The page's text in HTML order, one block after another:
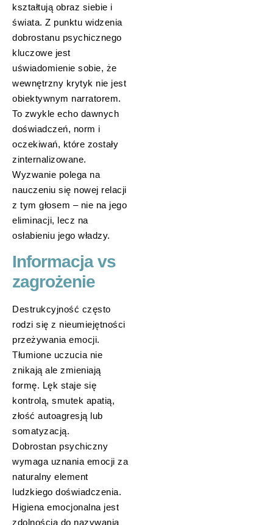
kształtują obraz siebie i
świata. Z punktu widzenia
dobrostanu psychicznego
kluczowe jest
uświadomienie sobie, że
wewnętrzny krytyk nie jest
obiektywnym narratorem.
To zwykle echo dawnych
doświadczeń, norm i
oczekiwań, które zostały
zinternalizowane.
Wyzwanie polega na
nauczeniu się nowej relacji
z tym głosem – nie na jego
eliminacji, lecz na
osłabieniu jego władzy.
Informacja vs
zagrożenie
Destrukcyjność często
rodzi się z nieumiejętności
przeżywania emocji.
Tłumione uczucia nie
znikają ale zmieniają
formę. Lęk staje się
kontrolą, smutek apatią,
złość autoagresją lub
somatyzacją.
Dobrostan psychiczny
wymaga uznania emocji za
naturalny element
ludzkiego doświadczenia.
Higiena emocjonalna jest
zdolnością do nazywania